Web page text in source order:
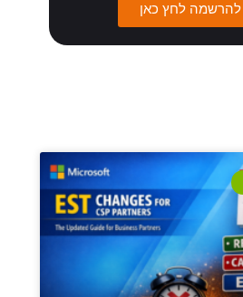
להרשמה לחץ כאן